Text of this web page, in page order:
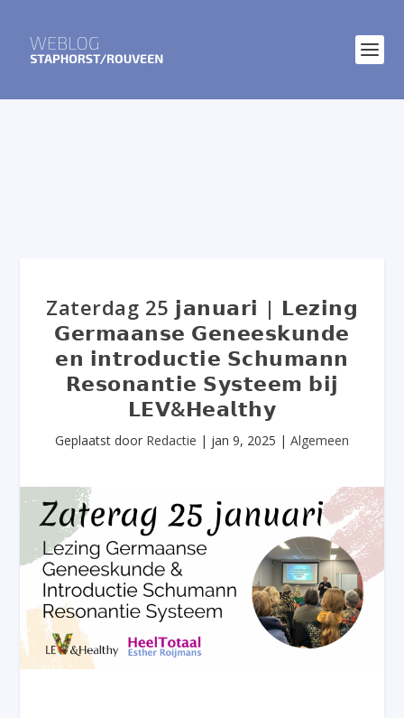
Zaterdag 25 𝗷𝗮𝗻𝘂𝗮𝗿𝗶 | 𝗟𝗲𝘇𝗶𝗻𝗴
𝗚𝗲𝗿𝗺𝗮𝗮𝗻𝘀𝗲 𝗚𝗲𝗻𝗲𝗲𝘀𝗸𝘂𝗻𝗱𝗲
𝗲𝗻 𝗶𝗻𝘁𝗿𝗼𝗱𝘂𝗰𝘁𝗶𝗲 𝗦𝗰𝗵𝘂𝗺𝗮𝗻𝗻
𝗥𝗲𝘀𝗼𝗻𝗮𝗻𝘁𝗶𝗲 𝗦𝘆𝘀𝘁𝗲𝗲𝗺 𝗯𝗶𝗷
𝗟𝗘𝗩&𝗛𝗲𝗮𝗹𝘁𝗵𝘆
Geplaatst door Redactie | jan 9, 2025 | Algemeen